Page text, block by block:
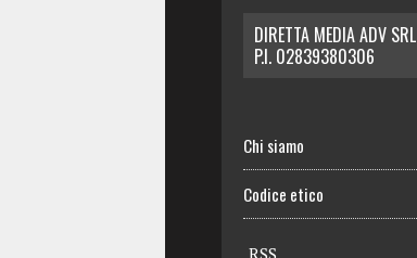
DIRETTA MEDIA ADV SRL
P.I. 02839380306
Chi siamo
Codice etico